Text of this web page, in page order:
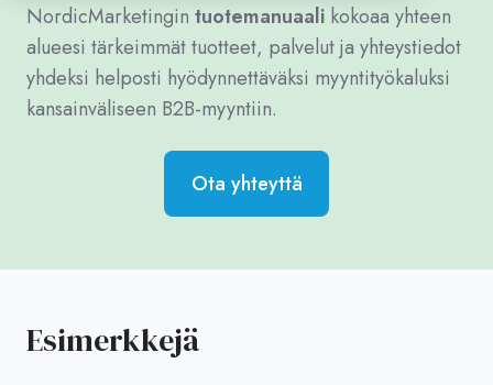
NordicMarketingin tuotemanuaali kokoaa yhteen
alueesi tärkeimmät tuotteet, palvelut ja yhteystiedot
yhdeksi helposti hyödynnettäväksi myyntityökaluksi
kansainväliseen B2B-myyntiin.
Ota yhteyttä
Esimerkkejä